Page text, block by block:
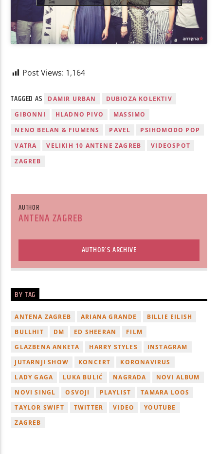
Post Views: 1,164
TAGGED AS DAMIR URBAN
DUBIOZA KOLEKTIV
GIBONNI
HLADNO PIVO
MASSIMO
NENO BELAN & FIUMENS
PAVEL
PSIHOMODO POP
VATRA
VELIKIH 10 ANTENE ZAGREB
VIDEOSPOT
ZAGREB
AUTHOR
ANTENA ZAGREB
AUTHOR'S ARCHIVE
BY TAG
ANTENA ZAGREB ARIANA GRANDE
BILLIE EILISH
BULLHIT
DM ED SHEERAN
FILM
GLAZBENA ANKETA
HARRY STYLES
INSTAGRAM
JUTARNJI SHOW
KONCERT
KORONAVIRUS
LADY GAGA
LUKA BULIĆ NAGRADA
NOVI ALBUM
NOVI SINGL
OSVOJI PLAYLIST
TAMARA LOOS
TAYLOR SWIFT
TWITTER VIDEO
YOUTUBE
ZAGREB